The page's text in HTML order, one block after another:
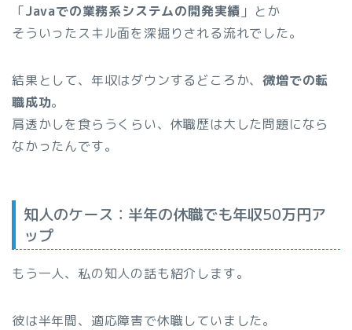
「Javaでの業務系システムの開発実績 」とか
そういったスキル面を深掘りされる流れでした。
結果として、年収はダウンするどころか、微増での転
職成功。
肩透かしを食らうくらい、休職歴は大した問題になら
なかったんです。
知人のケース：半年の休職でも年収50万円ア
ップ
もう一人、私の知人の話も紹介します。
彼は半年間、適応障害で休職していました。